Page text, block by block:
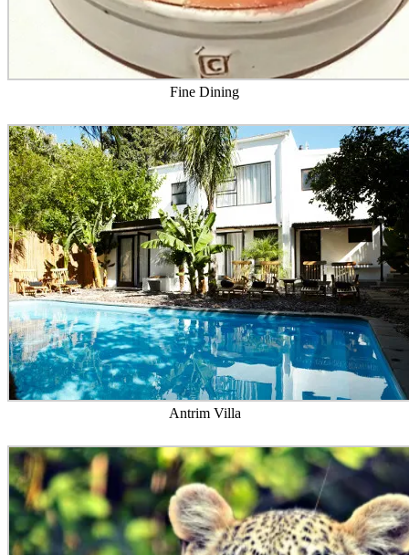
Fine Dining
Antrim Villa